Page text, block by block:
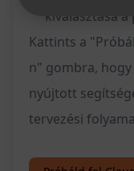
kiválasztása
Kattints a
n" gombra, hogy
nyújtott
tervezési